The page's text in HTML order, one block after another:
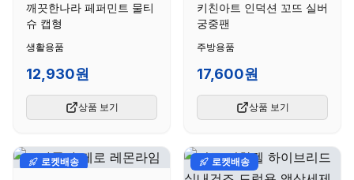
깨끗한나라 페퍼민트 물티
슈 캡형
생활용품
12,930원
상품 보기
키친아트 인덕션 꼬뜨 실버
궁중팬
주방용품
17,600원
상품 보기
로켓배송 로켓배송